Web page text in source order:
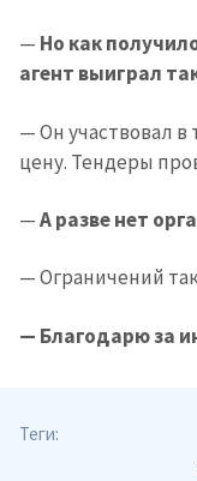
— Но как
агент выиграл
— Он участвовал
цену. Тендеры
—А разве нет
— Ограничений
— Благодарю за
Теги: